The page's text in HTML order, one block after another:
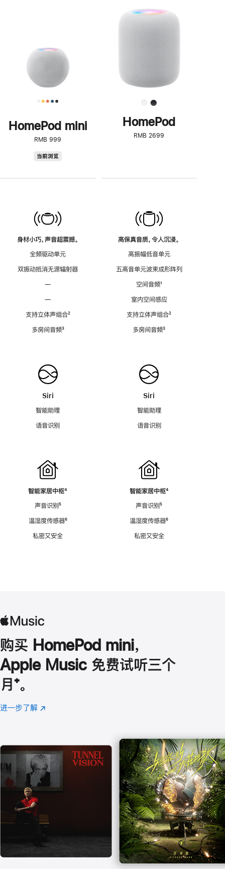
HomePod mini
RMB 999
当前浏览
身材小巧，声音超震撼。
全频驱动单元
双振动抵消无源辐射器
—
—
支持立体声组合脚
²
多房间音频脚
³
Siri
智能助理
语音识别
智能家居中枢脚
⁴
声音识别脚
⁵
温湿度传感器脚
⁶
私密又安全
步
了
解
HomePod<
HomePod
RMB 2699
高保真音质，令人沉浸。
高振幅低音单元
五高音单元波束成形阵列
空间音频脚
¹
室内空间感应
支持立体声组合脚
²
多房间音频脚
³
Siri
智能助理
语音识别
智能家居中枢脚
⁴
声音识别脚
⁵
温湿度传感器脚
⁶
私密又安全
购买 HomePod mini，
Apple Music 免费试听三个
月 脚
注
⁺。
进一步了解 Apple
(在
口
中
打
开)